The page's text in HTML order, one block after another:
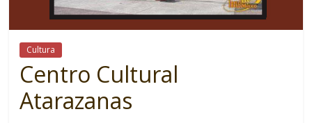
Cultura
Centro Cultural
Atarazanas